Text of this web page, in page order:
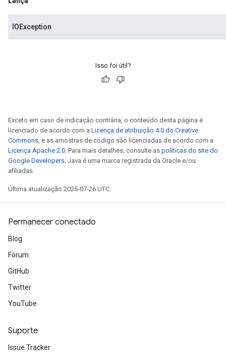
IOException
Isso foi útil?
Exceto em caso de indicação contrária, o conteúdo desta página é
licenciado de acordo com a Licença de atribuição 4.0 do Creative
Commons, e as amostras de código são licenciadas de acordo com a
Licença Apache 2.0. Para mais detalhes, consulte as políticas do site do
Google Developers. Java é uma marca registrada da Oracle e/ou
afiliadas.
Última atualização 2025-07-26 UTC.
Permanecer conectado
Blog
Fórum
GitHub
Twitter
YouTube
Suporte
Issue Tracker